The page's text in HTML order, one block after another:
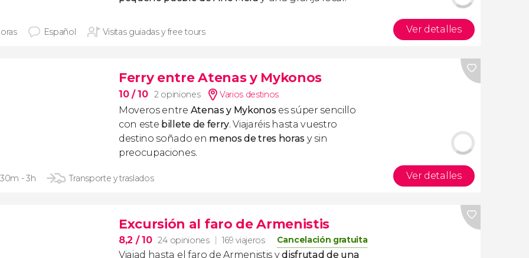
Español Visitas guiadas y free tours Ver detalles
Ferry entre Atenas y Mykonos
10/ 10 2 opiniones Varios destinos
Moveros entre Atenas y Mykonoses súper sencillo
con este billete de ferry. Viajaréis hasta vuestro
destino soñado en menos de tres horas y sin
preocupaciones.
- 3h Transporte y traslados Ver detalles
Excursión al faro de Armenistis
8,2 / 10 24 opiniones 169 viajeros Cancelación gratuita
Viajad hasta el faro de Armenistis ydisfrutad de una